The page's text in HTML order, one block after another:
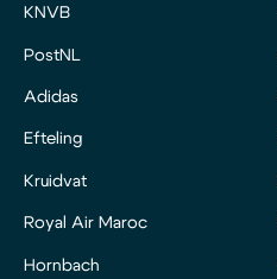
KNVB
PostNL
Adidas
Efteling
Kruidvat
Royal Air Maroc
Hornbach